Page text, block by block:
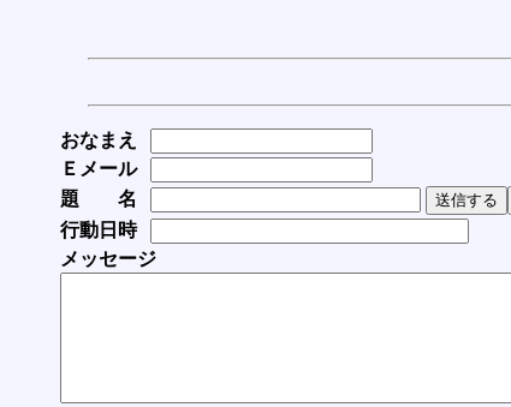
おなまえ
Ｅメール
題 名
行動日時
メッセージ